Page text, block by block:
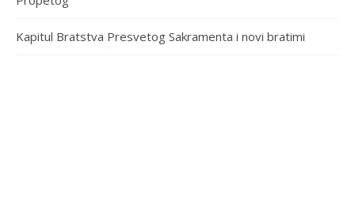
Kapitul Bratstva Presvetog Sakramenta i novi bratimi